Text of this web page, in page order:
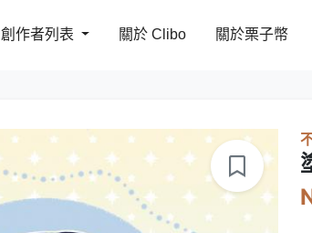
創作者列表 關於 Clibo 關於栗子幣